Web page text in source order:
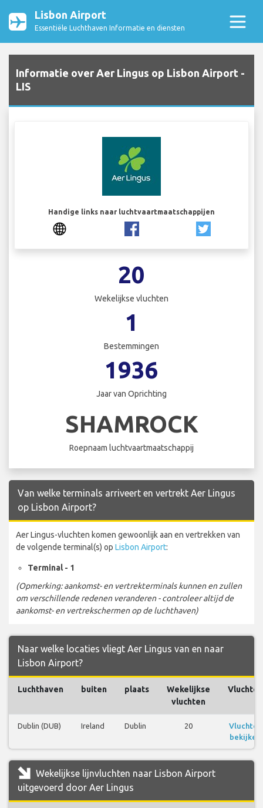
Lisbon Airport
Essentiële Luchthaven Informatie en diensten
Informatie over Aer Lingus op Lisbon Airport -
LIS
Handige links naar luchtvaartmaatschappijen
20
Wekelijkse vluchten
1
Bestemmingen
1936
Jaar van Oprichting
SHAMROCK
Roepnaam luchtvaartmaatschappij
Van welke terminals arriveert en vertrekt Aer Lingus
op Lisbon Airport?
Aer Lingus-vluchten komen gewoonlijk aan en vertrekken van
de volgende terminal(s) op Lisbon Airport:
Terminal - 1
(Opmerking: aankomst- en vertrekterminals kunnen en zullen
om verschillende redenen veranderen - controleer altijd de
aankomst- en vertrekschermen op de luchthaven)
Naar welke locaties vliegt Aer Lingus van en naar
Lisbon Airport?
Luchthaven buiten plaats
Wekelijkse
vluchten
Vluchten
Dublin (DUB) Ireland Dublin 20
Vluchten
bekijken
Wekelijkse lijnvluchten naar Lisbon Airport
uitgevoerd door Aer Lingus